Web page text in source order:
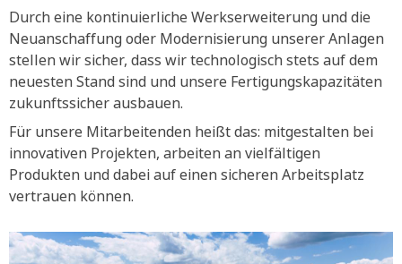
Durch eine kontinuierliche Werkserweiterung und die
Neuanschaffung oder Modernisierung unserer Anlagen
stellen wir sicher, dass wir technologisch stets auf dem
neuesten Stand sind und unsere Fertigungskapazitäten
zukunftssicher ausbauen.
Für unsere Mitarbeitenden heißt das: mitgestalten bei
innovativen Projekten, arbeiten an vielfältigen
Produkten und dabei auf einen sicheren Arbeitsplatz
vertrauen können.